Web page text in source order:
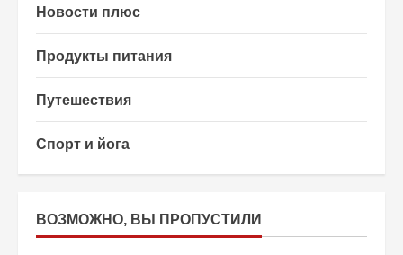
Новости плюс
Продукты питания
Путешествия
Спорт и йога
ВОЗМОЖНО, ВЫ ПРОПУСТИЛИ